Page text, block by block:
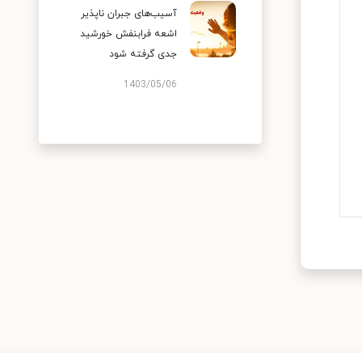
آسیب‌های جبران ناپذیر
اشعه فرابنفش خورشید
جدی گرفته شود
1403/05/06